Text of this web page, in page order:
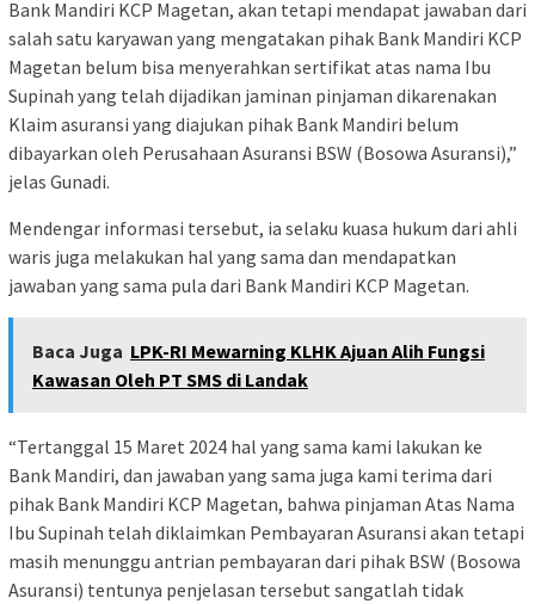
Bank Mandiri KCP Magetan, akan tetapi mendapat jawaban dari
salah satu karyawan yang mengatakan pihak Bank Mandiri KCP
Magetan belum bisa menyerahkan sertifikat atas nama Ibu
Supinah yang telah dijadikan jaminan pinjaman dikarenakan
Klaim asuransi yang diajukan pihak Bank Mandiri belum
dibayarkan oleh Perusahaan Asuransi BSW (Bosowa Asuransi),”
jelas Gunadi.
Mendengar informasi tersebut, ia selaku kuasa hukum dari ahli
waris juga melakukan hal yang sama dan mendapatkan
jawaban yang sama pula dari Bank Mandiri KCP Magetan.
Baca Juga LPK-RI Mewarning KLHK Ajuan Alih Fungsi
Kawasan Oleh PT SMS di Landak
“Tertanggal 15 Maret 2024 hal yang sama kami lakukan ke
Bank Mandiri, dan jawaban yang sama juga kami terima dari
pihak Bank Mandiri KCP Magetan, bahwa pinjaman Atas Nama
Ibu Supinah telah diklaimkan Pembayaran Asuransi akan tetapi
masih menunggu antrian pembayaran dari pihak BSW (Bosowa
Asuransi) tentunya penjelasan tersebut sangatlah tidak